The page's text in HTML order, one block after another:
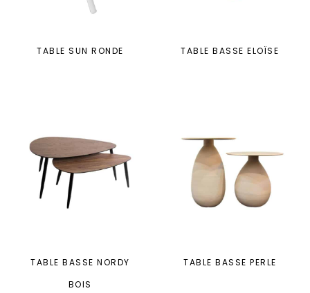
TABLE SUN RONDE TABLE BASSE ELOÏSE
TABLE BASSE NORDY
BOIS
TABLE BASSE PERLE